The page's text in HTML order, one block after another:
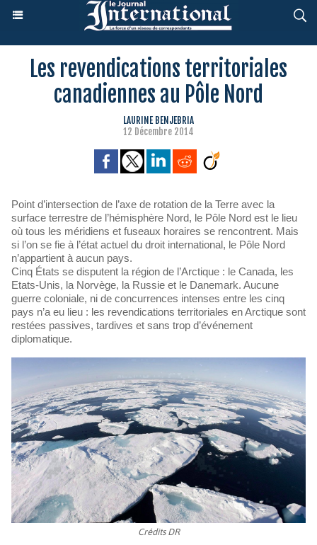
Les revendications territoriales
canadiennes au Pôle Nord
LAURINE BENJEBRIA
12 Décembre 2014
Point d’intersection de l’axe de rotation de la Terre avec la
surface terrestre de l’hémisphère Nord, le Pôle Nord est le lieu
où tous les méridiens et fuseaux horaires se rencontrent. Mais
si l’on se fie à l’état actuel du droit international, le Pôle Nord
n’appartient à aucun pays.
Cinq États se disputent la région de l’Arctique : le Canada, les
Etats-Unis, la Norvège, la Russie et le Danemark. Aucune
guerre coloniale, ni de concurrences intenses entre les cinq
pays n’a eu lieu : les revendications territoriales en Arctique sont
restées passives, tardives et sans trop d’événement
diplomatique.
Crédits DR